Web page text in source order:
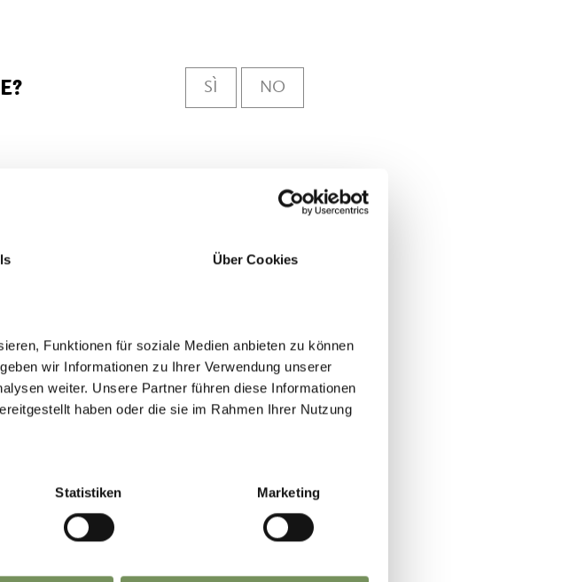
Über Cookies
Funktionen für soziale Medien anbieten zu können
wir Informationen zu Ihrer Verwendung unserer
weiter. Unsere Partner führen diese Informationen
haben oder die sie im Rahmen Ihrer Nutzung
Statistiken Marketing
SÌ NO